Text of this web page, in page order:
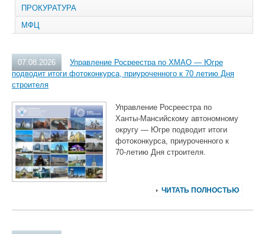
ПРОКУРАТУРА
МФЦ
07.08.2026
Управление Росреестра по ХМАО — Югре
подводит итоги фотоконкурса, приуроченного к 70 летию Дня
строителя
Управление Росреестра по
Ханты‑Мансийскому автономному
округу — Югре подводит итоги
фотоконкурса, приуроченного к
70‑летию Дня строителя.
ЧИТАТЬ ПОЛНОСТЬЮ